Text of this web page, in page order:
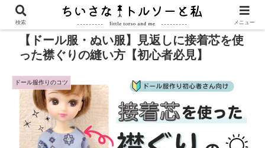
PR
【ドール服・ぬい服】見返しに接着芯を使
った襟ぐりの縫い方【初心者必見】
ドール服作りのコツ
検索 メニュー